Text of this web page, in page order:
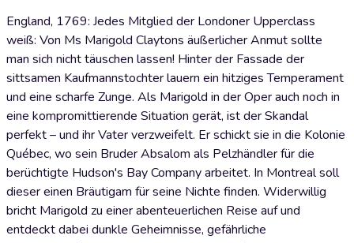
England, 1769: Jedes Mitglied der Londoner Upperclass
weiß: Von Ms Marigold Claytons äußerlicher Anmut sollte
man sich nicht täuschen lassen! Hinter der Fassade der
sittsamen Kaufmannstochter lauern ein hitziges Temperament
und eine scharfe Zunge. Als Marigold in der Oper auch noch in
eine kompromittierende Situation gerät, ist der Skandal
perfekt – und ihr Vater verzweifelt. Er schickt sie in die Kolonie
Québec, wo sein Bruder Absalom als Pelzhändler für die
berüchtigte Hudson's Bay Company arbeitet. In Montreal soll
dieser einen Bräutigam für seine Nichte finden. Widerwillig
bricht Marigold zu einer abenteuerlichen Reise auf und
entdeckt dabei dunkle Geheimnisse, gefährliche